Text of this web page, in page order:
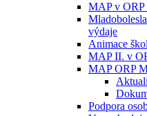
MAP v ORP
výdaje
Animace škol
MAP II. v
MAP ORP
Podpora